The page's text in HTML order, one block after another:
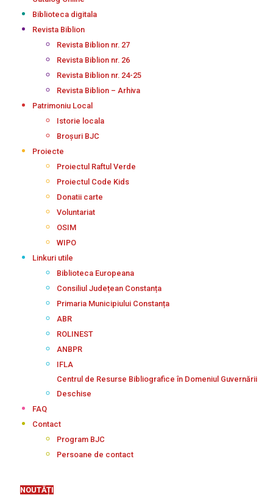
Biblioteca digitala
Revista Biblion
Revista Biblion nr. 27
Revista Biblion nr. 26
Revista Biblion nr. 24-25
Revista Biblion – Arhiva
Patrimoniu Local
Istorie locala
Broșuri BJC
Proiecte
Proiectul Raftul Verde
Proiectul Code Kids
Donatii carte
Voluntariat
OSIM
WIPO
Linkuri utile
Biblioteca Europeana
Consiliul Județean Constanța
Primaria Municipiului Constanța
ABR
ROLINEST
ANBPR
IFLA
Centrul de Resurse Bibliografice în Domeniul Guvernării
Deschise
FAQ
Contact
Program BJC
Persoane de contact
NOUTĂȚI